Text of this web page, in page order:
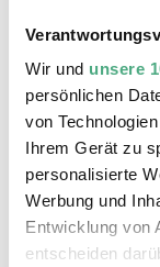
Wir und unsere
persönlichen
von
Ihrem Gerät zu
personalisierte
Werbung und
Entwicklung von
entscheiden
Urban Art
France 3